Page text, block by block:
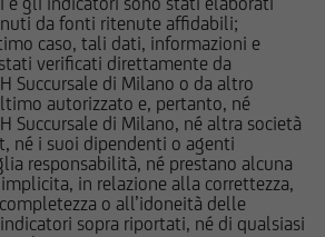
da fonti ritenute affidabili;
caso, tali dati, informazioni e
verificati direttamente da
Succursale di Milano o da altro
autorizzato e, pertanto, né
Succursale di Milano, né altra società
né i suoi dipendenti o agenti
responsabilità, né prestano alcuna
in relazione alla correttezza,
o all’idoneità delle
sopra riportati, né di qualsiasi
e documenti pubblicati sul
- Succursale di Milano e le
Bancario UniCredit
posizioni in conflitto di
agli emittenti ed agli strumenti
riferiscono le informazioni e
sul Sito; le stesse